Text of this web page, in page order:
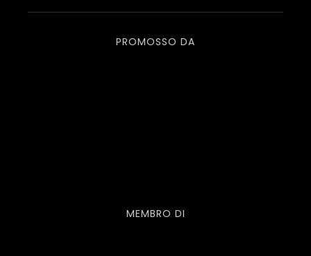
PROMOSSO DA
MEMBRO DI